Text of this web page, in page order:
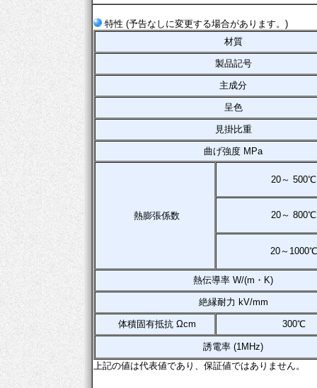
特性 (予告なしに変更する場合があります。)
材質
製品記号
主成分
呈色
見掛比重
曲げ強度 MPa
熱膨張係数
20～ 500℃
20～ 800℃
20～1000℃
熱伝導率 W/(m・K)
絶縁耐力 kV/mm
体積固有抵抗 Ωcm 300℃
誘電率 (1MHz)
上記の値は代表値であり、保証値ではありません。